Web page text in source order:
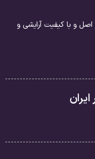
و با کیفیت آرایشی و